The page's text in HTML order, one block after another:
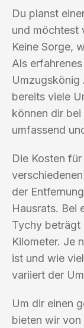
Du planst
und möchtest
Keine Sorge,
Als erfahrenes
Umzugskönig
bereits viele
können dir
umfassend
Die Kosten
der
Hausrats. Bei
Tychy beträgt
Kilometer. Je
ist und wie
variiert der
Um dir einen
bieten wir